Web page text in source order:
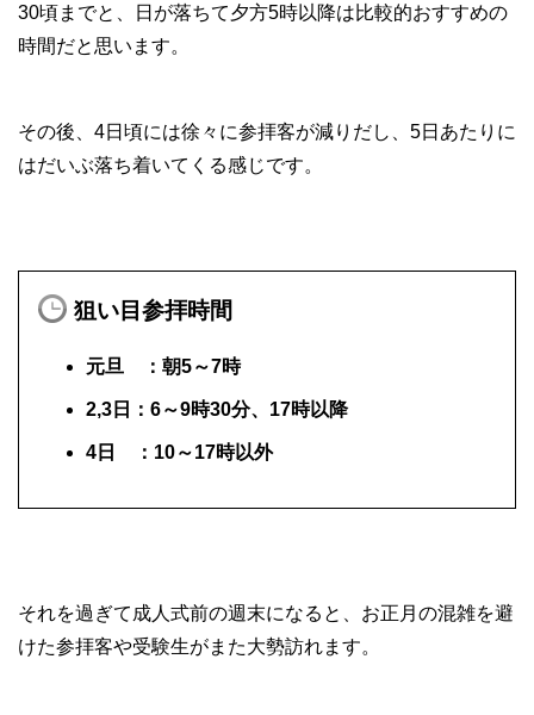
30頃までと、日が落ちて夕方5時以降は比較的おすすめの
時間だと思います。
その後、4日頃には徐々に参拝客が減りだし、5日あたりに
はだいぶ落ち着いてくる感じです。
狙い目参拝時間
元旦 ：朝5～7時
2,3日：6～9時30分、17時以降
4日 ：10～17時以外
それを過ぎて成人式前の週末になると、お正月の混雑を避
けた参拝客や受験生がまた大勢訪れます。